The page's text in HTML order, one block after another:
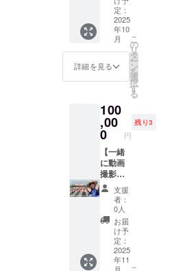
秒程度
キャベ
ツ】 ・
1Ｋ前後
で２玉
いろん
な料理
す！ 保
存方
法：常
温保存
産地：
山形県
高畠町
賞費期
限：お
届けよ
りなる
べく早
く召し
上がっ
てくだ
クラウ
ドファ
ンディ
ング終
了後、
会場な
にてご
案内し
ます。
2025年
10月
・場
所：山
形県高
畠町 ・
支援者
様の交
滞在費
は各自
でご負
担くだ
さい。
・クラ
ウド
ファン
ディン
グ終了
後、会
場など
詳細情
報を
メール
定：
2025
年10
月
詳細を見る
こ
の
リ
タ
ー
ン
を
選
択
す
る
100
,00
0 円
残り3
【一緒
に動画
撮影】
YouTub
eや
ショー
ト動画
の撮影
会にご
招待し
ます ・
支援
者：
0人
お届
け予
定：
2025
年11
月